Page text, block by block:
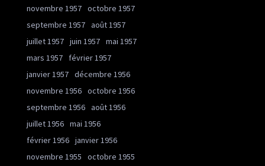
novembre 1957 octobre 1957
septembre 1957 août 1957
juillet 1957 juin 1957 mai 1957
mars 1957
février 1957
janvier 1957 décembre 1956
novembre 1956 octobre 1956
septembre 1956 août 1956
juillet 1956 mai 1956
février 1956 janvier 1956
novembre 1955
octobre 1955